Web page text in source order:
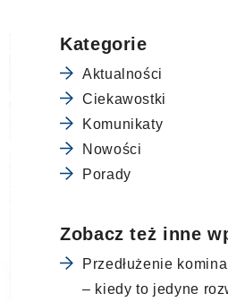
Kategorie
Aktualności
Ciekawostki
Komunikaty
Nowości
Porady
Zobacz też inne
Przedłużenie
– kiedy to jedyne